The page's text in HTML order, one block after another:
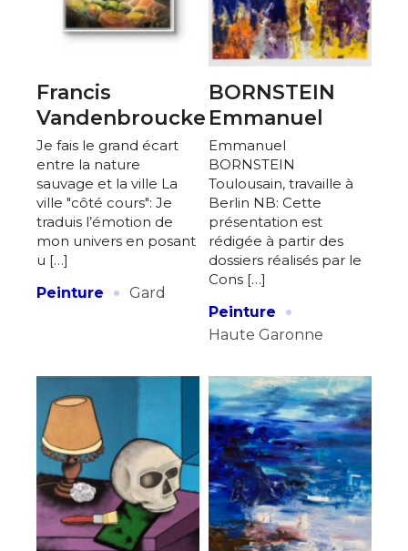
Francis
Vandenbroucke
Je fais le grand écart
entre la nature
sauvage et la ville La
ville "côté cours": Je
traduis l’émotion de
mon univers en posant
u […]
Peinture
· Gard
BORNSTEIN
Emmanuel
Emmanuel
BORNSTEIN
Toulousain, travaille à
Berlin NB: Cette
présentation est
rédigée à partir des
dossiers réalisés par le
Cons […]
Peinture
·
Haute Garonne